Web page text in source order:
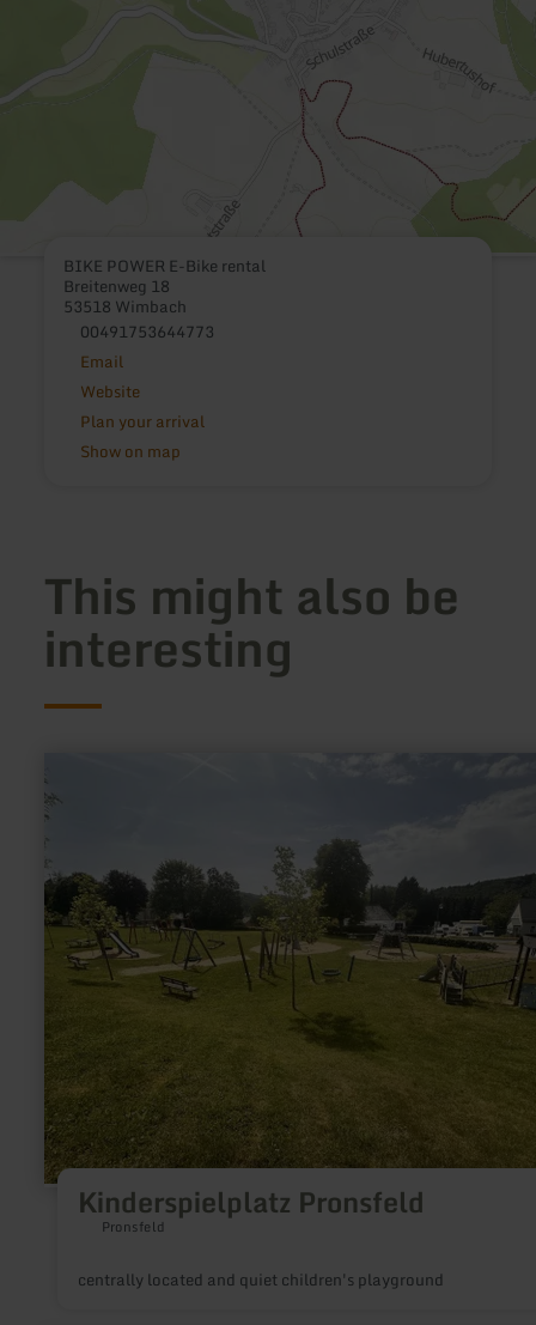
BIKE POWER E-Bike rental
Breitenweg 18
53518 Wimbach
00491753644773
Email
Website
Plan your arrival
Show on map
This might also be
interesting
Kinderspielplatz Pronsfeld
Pronsfeld
centrally located and quiet children's playground
more
about:
Kinderspielplatz